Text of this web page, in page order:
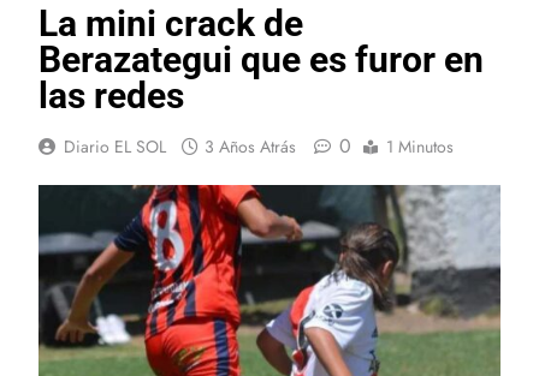
La mini crack de
Berazategui que es furor en
las redes
Diario EL SOL 3 Años Atrás 0 1 Minutos